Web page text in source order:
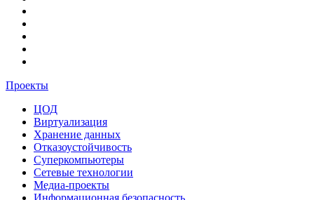
Проекты
ЦОД
Виртуализация
Хранение данных
Отказоустойчивость
Суперкомпьютеры
Сетевые технологии
Медиа-проекты
Информационная безопасность